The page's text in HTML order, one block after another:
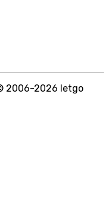
2006-2026 letgo